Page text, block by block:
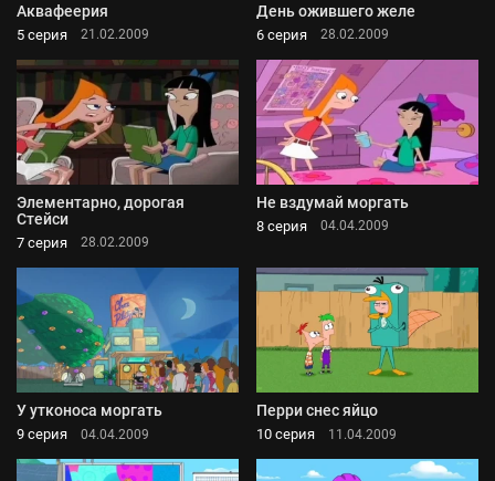
Аквафеерия
5 серия 21.02.2009
День ожившего желе
6 серия 28.02.2009
Элементарно, дорогая
Стейси
7 серия 28.02.2009
Не вздумай моргать
8 серия 04.04.2009
У утконоса моргать
9 серия 04.04.2009
Перри снес яйцо
10 серия 11.04.2009